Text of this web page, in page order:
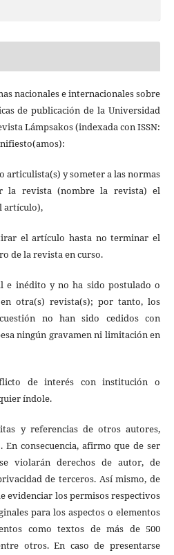
nacionales e internacionales sobre
de publicación de la Universidad
Lámpsakos (indexada con ISSN:
articulista(s) y someter a las normas
la revista (nombre la revista) el
artículo),
el artículo hasta no terminar el
de la revista en curso.
e inédito y no ha sido postulado o
otra(s) revista(s); por tanto, los
no han sido cedidos con
ningún gravamen ni limitación en
de interés con institución o
índole.
y referencias de otros autores,
consecuencia, afirmo que de ser
violarán derechos de autor, de
de terceros. Así mismo, de
evidenciar los permisos respectivos
para los aspectos o elementos
como textos de más de 500
otros. En caso de presentarse